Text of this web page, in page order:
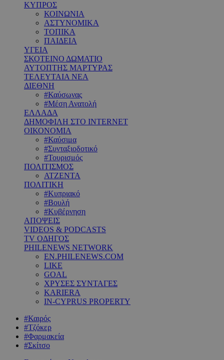
ΚΥΠΡΟΣ
ΚΟΙΝΩΝΙΑ
ΑΣΤΥΝΟΜΙΚΑ
ΤΟΠΙΚΑ
ΠΑΙΔΕΙΑ
ΥΓΕΙΑ
ΣΚΟΤΕΙΝΟ ΔΩΜΑΤΙΟ
ΑΥΤΟΠΤΗΣ ΜΑΡΤΥΡΑΣ
ΤΕΛΕΥΤΑΙΑ ΝΕΑ
ΔΙΕΘΝΗ
#Καύσωνας
#Μέση Ανατολή
ΕΛΛΑΔΑ
ΔΗΜΟΦΙΛΗ ΣΤΟ INTERNET
ΟΙΚΟΝΟΜΙΑ
#Καύσιμα
#Συνταξιοδοτικό
#Τουρισμός
ΠΟΛΙΤΙΣΜΟΣ
ΑΤΖΕΝΤΑ
ΠΟΛΙΤΙΚΗ
#Κυπριακό
#Βουλή
#Κυβέρνηση
ΑΠΟΨΕΙΣ
VIDEOS & PODCASTS
TV ΟΔΗΓΟΣ
PHILENEWS NETWORK
EN.PHILENEWS.COM
LIKE
GOAL
ΧΡΥΣΕΣ ΣΥΝΤΑΓΕΣ
KARIERA
IN-CYPRUS PROPERTY
#Καιρός
#Τζόκερ
#Φαρμακεία
#Σκίτσο